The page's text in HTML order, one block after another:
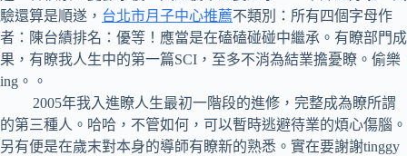
驗還算是順遂， 台北市月子中心推薦不類別：所有四個字母作
者：陳台績排名：優等！應當是在磕磕碰碰中繼承。有瞭部門成
果，有瞭我人生中的第一篇SCI，至多不消為結業擔憂瞭。偷樂
ing。。
2005年我入進瞭人生最初一階段的進修，完整成為瞭所謂
的第三種人。哈哈，不管如何，可以暫時逃避待業的煩心傷腦。
另有便是在歲末對本身的導師有瞭新的熟悉。實在要謝謝tinggy